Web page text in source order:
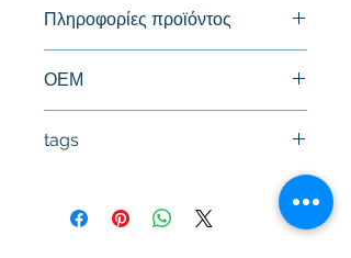
Πληροφορίες προϊόντος
ΟΕΜ
tags
#Κυλινδροκεφαλή #Κεφαλάρι
#TPTOPLINE